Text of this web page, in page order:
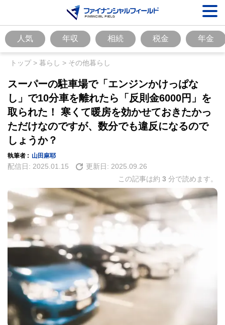
人気 年収 相続 税金 年金
トップ> 暮らし > その他暮らし
スーパーの駐車場で「エンジンかけっぱな
し」で10分車を離れたら「反則金6000円」を
取られた！ 寒くて暖房を効かせておきたかっ
ただけなのですが、数分でも違反になるので
しょうか？
執筆者 : 山田麻耶
配信日: 2025.01.15 更新日: 2025.09.26
この記事は約 3 分で読めます。